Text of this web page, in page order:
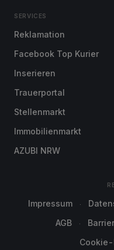
SERVICES
Reklamation
Facebook Top Kurier
Inserieren
Trauerportal
Stellenmarkt
Immobilienmarkt
AZUBI NRW
Impressum
AGB